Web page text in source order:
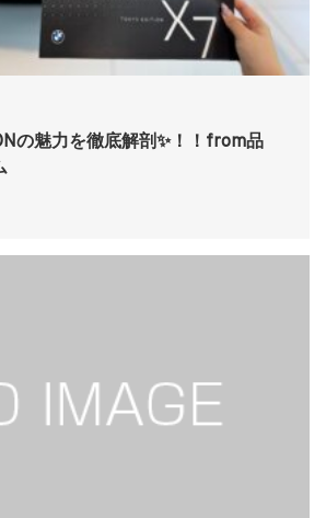
の魅力を徹底解剖✨！！from品